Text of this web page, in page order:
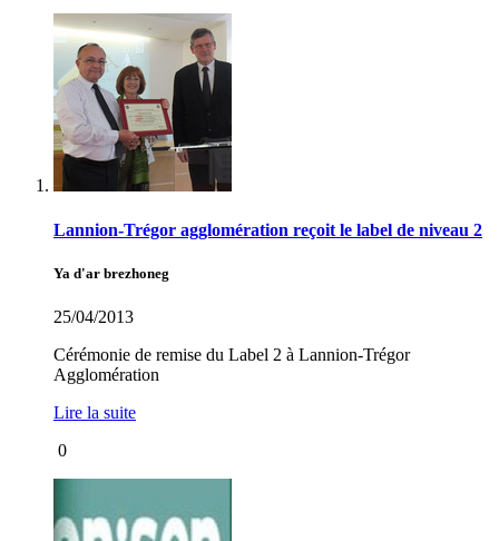
Lannion-Trégor agglomération reçoit le label de niveau 2
Ya d'ar brezhoneg
25/04/2013
Cérémonie de remise du Label 2 à Lannion-Trégor
Agglomération
Lire la suite
0